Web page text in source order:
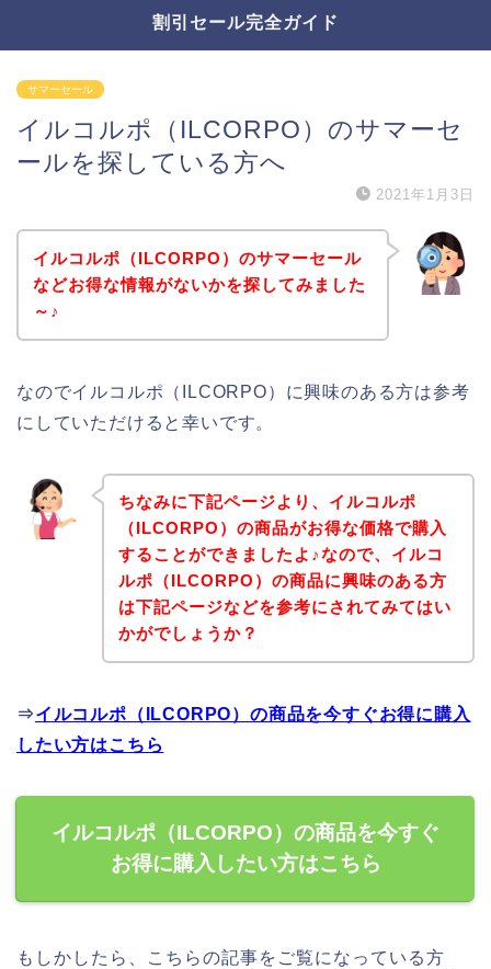
割引セール完全ガイド
サマーセール
イルコルポ（ILCORPO）のサマーセ
ールを探している方へ
2021年1月3日
イルコルポ（ILCORPO）のサマーセール
などお得な情報がないかを探してみました
～♪
なのでイルコルポ（ILCORPO）に興味のある方は参考
にしていただけると幸いです。
ちなみに下記ページより、イルコルポ
（ILCORPO）の商品がお得な価格で購入
することができましたよ♪なので、イルコ
ルポ（ILCORPO）の商品に興味のある方
は下記ページなどを参考にされてみてはい
かがでしょうか？
⇒イルコルポ（ILCORPO）の商品を今すぐお得に購入
したい方はこちら
イルコルポ（ILCORPO）の商品を今すぐ
お得に購入したい方はこちら
もしかしたら、こちらの記事をご覧になっている方